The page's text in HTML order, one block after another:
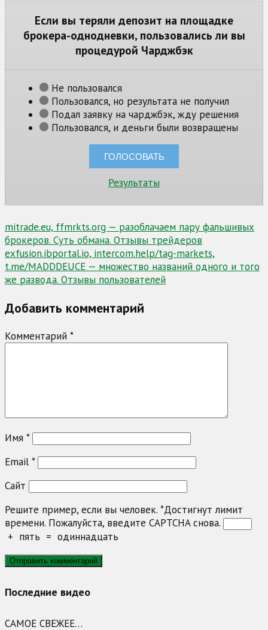
Если вы теряли депозит на площадке
брокера-однодневки, пользовались ли вы
процедурой Чарджбэк
Не пользовался
Пользовался, но результата не получил
Подал заявку на чарджбэк, жду решения
Пользовался, и деньги были возвращены
Результаты
Навигация
по
записям
mitrade.eu, ffmrkts.org — разоблачаем пару фальшивых
брокеров. Суть обмана. Отзывы трейдеров
exfusion.ibportal.io, intercom.help/tag-markets,
t.me/MADDDEUCE — множество названий одного и того
же развода. Отзывы пользователей
Добавить комментарий
Комментарий *
Имя *
Email *
Сайт
Решите пример, если вы человек. *Достигнут лимит
времени. Пожалуйста, введите CAPTCHA снова.
+ пять = одиннадцать
Последние видео
САМОЕ СВЕЖЕЕ…